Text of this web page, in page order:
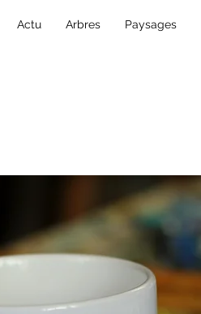
Actu Arbres Paysages